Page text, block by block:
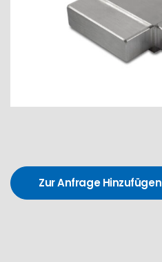
Zur Anfrage Hinzufügen